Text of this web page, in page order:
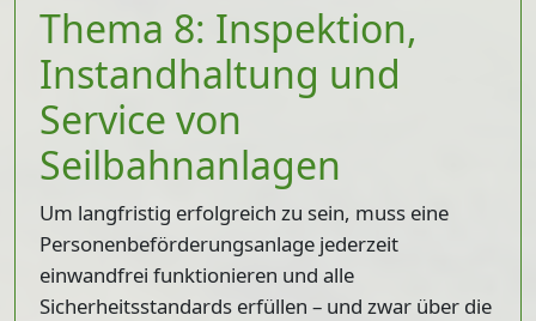
Thema 8: Inspektion,
Instandhaltung und
Service von
Seilbahnanlagen
Um langfristig erfolgreich zu sein, muss eine
Personenbeförderungsanlage jederzeit
einwandfrei funktionieren und alle
Sicherheitsstandards erfüllen – und zwar über die